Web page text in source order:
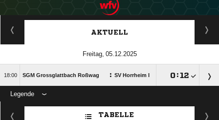
ANZEIGE
AKTUELL
 
 SGM Grossglattbach Roßwag : SV Horrheim I :
Legende
ANZEIGE
TABELLE